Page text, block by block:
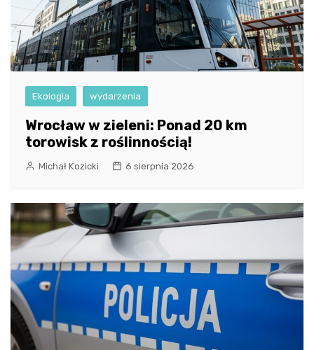
Ekologia wydarzenia
Wrocław w zieleni: Ponad 20 km
torowisk z roślinnością!
Michał Kozicki 6 sierpnia 2026